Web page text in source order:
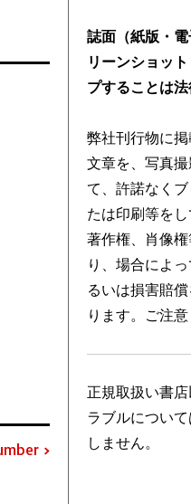
誌面（紙版・
リーンショッ
プすることは法
弊社刊行物に
文章を、写真
て、許諾なく
たは印刷等を
著作権、肖像
り、場合によ
るいは損害賠
ります。ご注意
正規取扱い書
ラブルについ
しません。